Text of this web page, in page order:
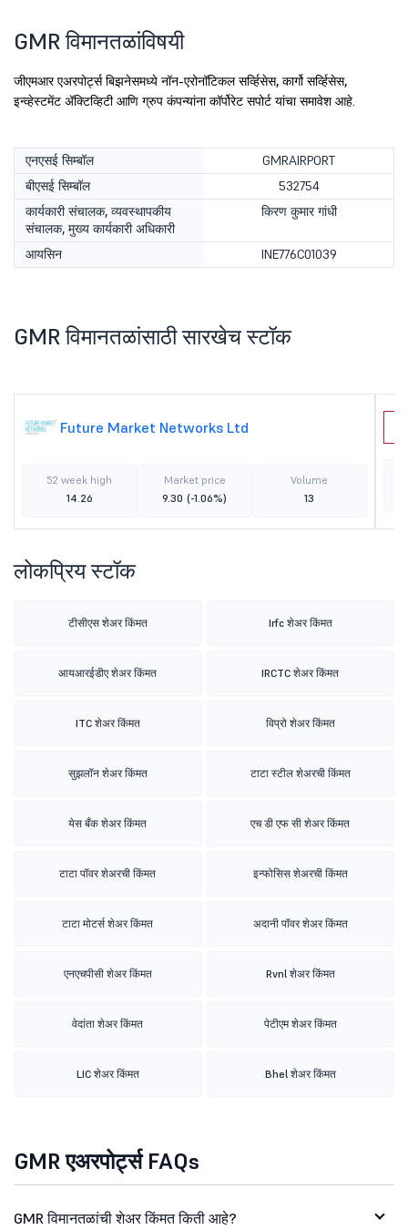
GMR विमानतळांविषयी
जीएमआर एअरपोर्ट्स बिझनेसमध्ये नॉन-एरोनॉटिकल सर्व्हिसेस, कार्गो सर्व्हिसेस,
इन्व्हेस्टमेंट ॲक्टिव्हिटी आणि ग्रुप कंपन्यांना कॉर्पोरेट सपोर्ट यांचा समावेश आहे.
एनएसई सिम्बॉल
GMRAIRPORT
बीएसई सिम्बॉल
532754
कार्यकारी संचालक, व्यवस्थापकीय
संचालक, मुख्य कार्यकारी अधिकारी
किरण कुमार गांधी
आयसिन INE776C01039
GMR विमानतळांसाठी सारखेच स्टॉक
Future Market Networks Ltd
52 week high
14.26
Market price
9.30 (-1.06%)
Volume
13
लोकप्रिय स्टॉक
टीसीएस शेअर किंमत Irfc शेअर किंमत
आयआरईडीए शेअर किंमत IRCTC शेअर किंमत
ITC शेअर किंमत विप्रो शेअर किंमत
सुझलॉन शेअर किंमत टाटा स्टील शेअरची किंमत
येस बँक शेअर किंमत एच डी एफ सी शेअर किंमत
टाटा पॉवर शेअरची किंमत इन्फोसिस शेअरची किंमत
टाटा मोटर्स शेअर किंमत अदानी पॉवर शेअर किंमत
एनएचपीसी शेअर किंमत Rvnl शेअर किंमत
वेदांता शेअर किंमत पेटीएम शेअर किंमत
LIC शेअर किंमत Bhel शेअर किंमत
GMR एअरपोर्ट्स FAQs
GMR विमानतळांची शेअर किंमत किती आहे?